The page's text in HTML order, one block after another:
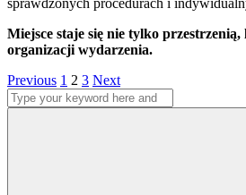
sprawdzonych procedurach i
Miejsce staje się nie tylko
organizacji wydarzenia.
Stronicowanie
wpisów
Previous Page
1 Page
2 Page
3 Next
Search
for: